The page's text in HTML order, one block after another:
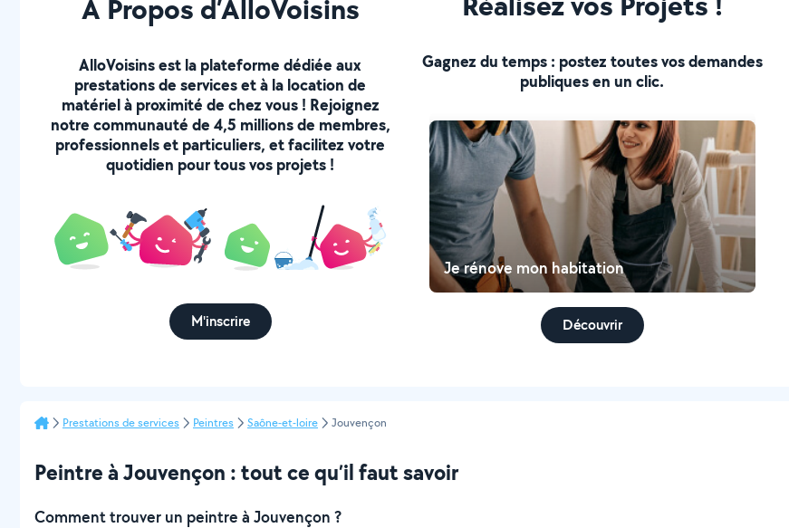
À Propos d’AlloVoisins
AlloVoisins est la plateforme dédiée aux
prestations de services et à la location de
matériel à proximité de chez vous ! Rejoignez
notre communauté de 4,5 millions de membres,
professionnels et particuliers, et facilitez votre
quotidien pour tous vos projets !
M'inscrire
Gagnez du temps : postez toutes vos demandes
publiques en un clic.
Je rénove mon habitation
Découvrir
Prestations de services Peintres Saône-et-loire Jouvençon
Peintre à Jouvençon : tout ce qu’il faut savoir
Comment trouver un peintre à Jouvençon ?